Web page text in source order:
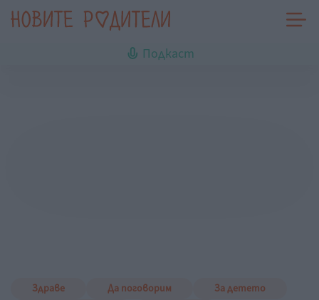
Подкаст
Здраве Да поговорим
За детето